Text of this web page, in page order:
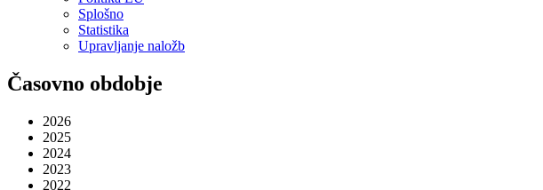
Splošno
Statistika
Upravljanje naložb
Časovno obdobje
2026
2025
2024
2023
2022